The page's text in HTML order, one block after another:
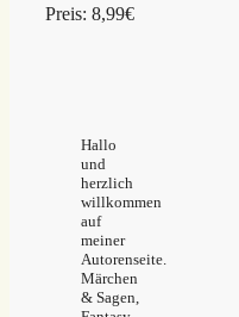
Preis: 8,99€
Hallo
und
herzlich
willkommen
auf
meiner
Autorenseite.
Märchen
& Sagen,